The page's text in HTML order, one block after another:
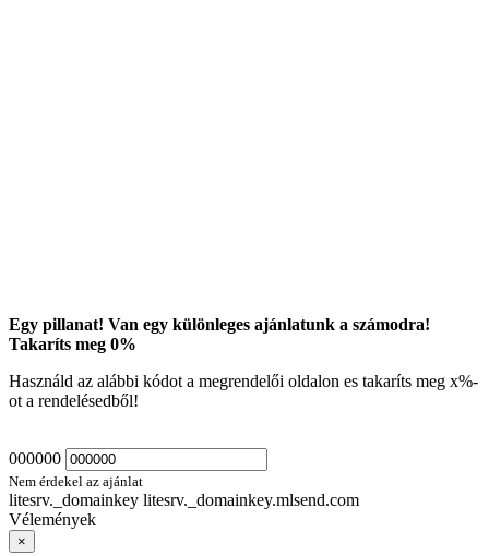
Egy pillanat! Van egy különleges ajánlatunk a számodra!
Takaríts meg 0%
Használd az alábbi kódot a megrendelői oldalon es takaríts meg x%-
ot a rendelésedből!
000000
Nem érdekel az ajánlat
litesrv._domainkey litesrv._domainkey.mlsend.com
Vélemények
×